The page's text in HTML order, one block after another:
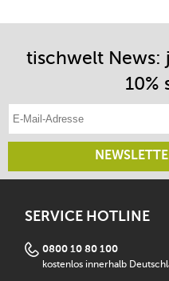
tischwelt News:
10%
SERVICE HOTLINE
0800 10 80 100
kostenlos innerhalb